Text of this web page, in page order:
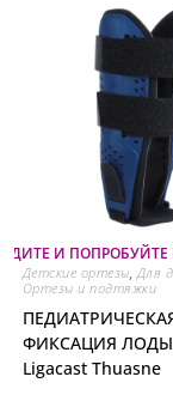
И ПОПРОБУЙТЕ
Детские ортезы Для
Ортезы и подтяжки
ФИКСАЦИЯ
Ligacast Thuasne